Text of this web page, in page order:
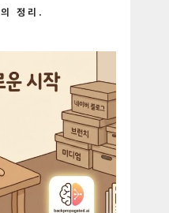
정리.